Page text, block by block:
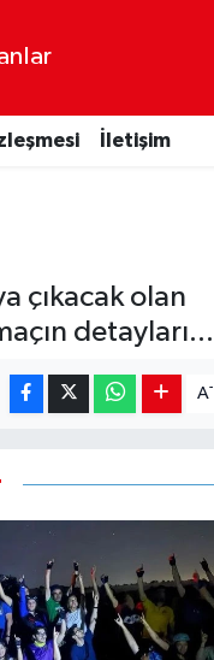
İletişim
çıkacak olan
detayları...
A-